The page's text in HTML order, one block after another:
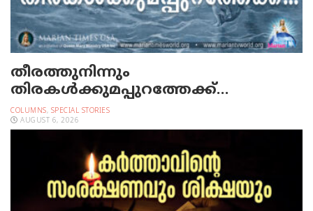
തീരത്തുനിന്നും
തിരകള്‍ക്കുമപ്പുറത്തേക്ക്…
COLUMNS, SPECIAL STORIES
AUGUST 6, 2026